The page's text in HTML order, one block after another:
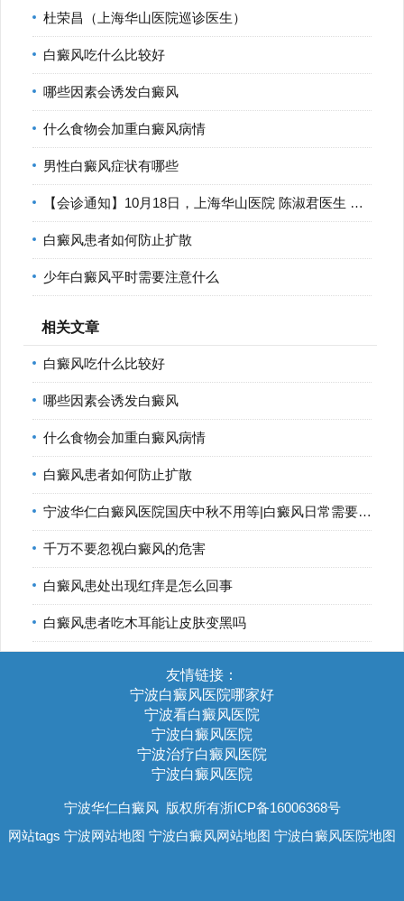
杜荣昌（上海华山医院巡诊医生）
白癜风吃什么比较好
哪些因素会诱发白癜风
什么食物会加重白癜风病情
男性白癜风症状有哪些
【会诊通知】10月18日，上海华山医院 陈淑君医生 莅临宁波华仁
白癜风患者如何防止扩散
少年白癜风平时需要注意什么
相关文章
白癜风吃什么比较好
哪些因素会诱发白癜风
什么食物会加重白癜风病情
白癜风患者如何防止扩散
宁波华仁白癜风医院国庆中秋不用等|白癜风日常需要如何控制
千万不要忽视白癜风的危害
白癜风患处出现红痒是怎么回事
白癜风患者吃木耳能让皮肤变黑吗
友情链接：
宁波白癜风医院哪家好
宁波看白癜风医院
宁波白癜风医院
宁波治疗白癜风医院
宁波白癜风医院
宁波华仁白癜风版权所有浙ICP备16006368号
网站tags 宁波网站地图 宁波白癜风网站地图 宁波白癜风医院地图